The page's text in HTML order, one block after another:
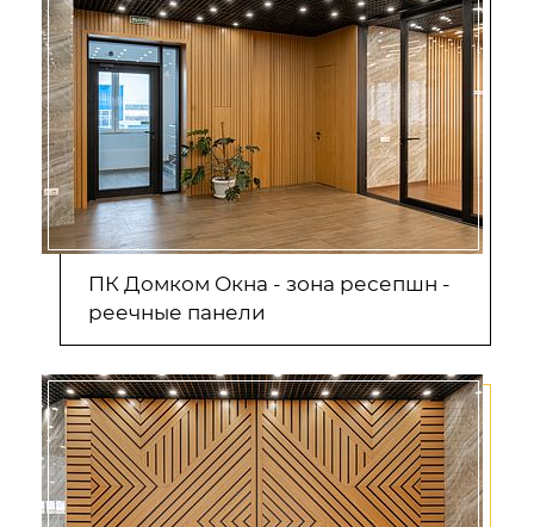
ПК Домком Окна - зона ресепшн -
реечные панели